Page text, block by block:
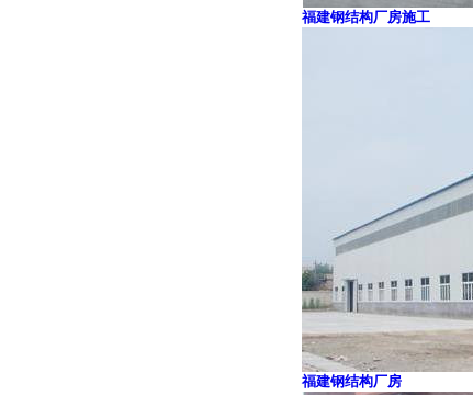
福建钢结构厂房施工
福建钢结构厂房